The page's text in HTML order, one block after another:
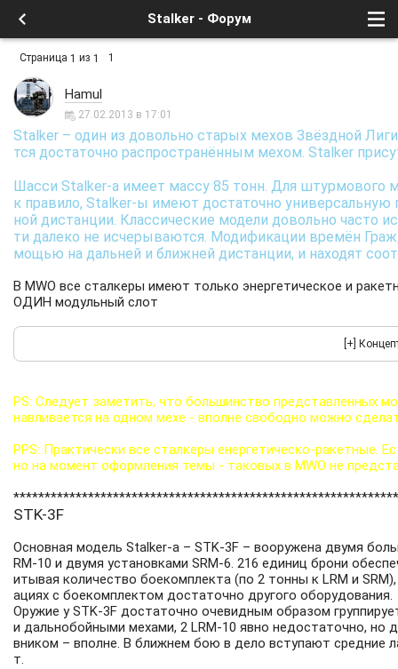
Stalker - Форум
Страница 1 из 1 1
Hamul
27.02.2013 в 17:01
Stalker – один из довольно старых мехов Звёздной
тся достаточно распространённым мехом. Stalker
Шасси Stalker-а имеет массу 85 тонн. Для штурмового
к правило, Stalker-ы имеют достаточно
ной дистанции. Классические модели довольно часто
ти далеко не исчерываются. Модификации времён
мощью на дальней и ближней дистанции, и находят
В MWO все сталкеры имеют только энергетическое и
ОДИН модульный слот
PS: Следует заметить, что большинство представленных
навливается на одном мехе - вполне свободно можно
PPS: Практически все сталкеры енергетическо-ракетные.
но на момент оформления темы - таковых в MWO не
STK-3F
Основная модель Stalker-а – STK-3F – вооружена двумя
RM-10 и двумя установками SRM-6. 216 единиц брони
итывая количество боекомплекта (по 2 тонны к LRM и
ациях с боекомплектом достаточно другого оборудования.
Оружие у STK-3F достаточно очевидным образом
и дальнобойными мехами, 2 LRM-10 явно недостаточно, но
вником – вполне. В ближнем бою в дело вступают средние
т.